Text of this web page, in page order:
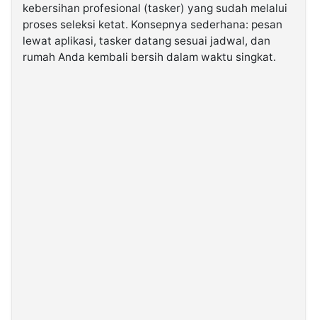
kebersihan profesional (tasker) yang sudah melalui
proses seleksi ketat. Konsepnya sederhana: pesan
lewat aplikasi, tasker datang sesuai jadwal, dan
rumah Anda kembali bersih dalam waktu singkat.